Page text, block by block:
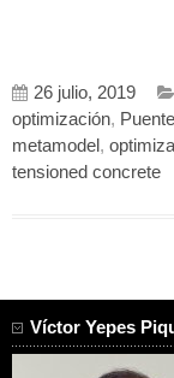
26 julio, 2019
optimización,
metamodel ,
tensioned concrete
Víctor Yepes